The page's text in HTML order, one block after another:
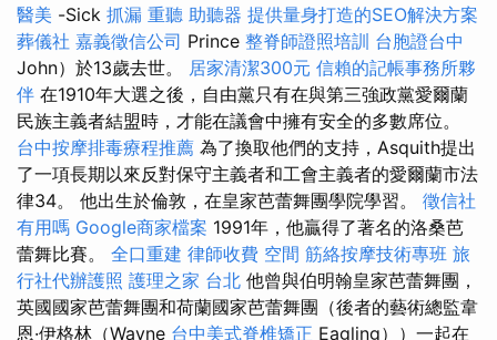
醫美 -Sick 抓漏 重聽 助聽器 提供量身打造的SEO解決方案
葬儀社 嘉義徵信公司 Prince 整脊師證照培訓 台胞證台中
John）於13歲去世。 居家清潔300元 信賴的記帳事務所夥
伴 在1910年大選之後，自由黨只有在與第三強政黨愛爾蘭
民族主義者結盟時，才能在議會中擁有安全的多數席位。
台中按摩排毒療程推薦 為了換取他們的支持，Asquith提出
了一項長期以來反對保守主義者和工會主義者的愛爾蘭市法
律34。 他出生於倫敦，在皇家芭蕾舞團學院學習。 徵信社
有用嗎 Google商家檔案 1991年，他贏得了著名的洛桑芭
蕾舞比賽。 全口重建 律師收費 空間 筋絡按摩技術專班 旅
行社代辦護照 護理之家 台北 他曾與伯明翰皇家芭蕾舞團，
英國國家芭蕾舞團和荷蘭國家芭蕾舞團（後者的藝術總監韋
恩·伊格林（Wayne 台中美式脊椎矯正 Eagling））一起在